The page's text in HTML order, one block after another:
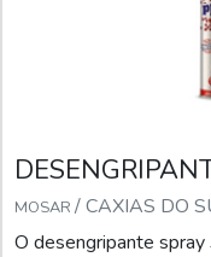
MOSAR / CAXIAS DO
O desengripante